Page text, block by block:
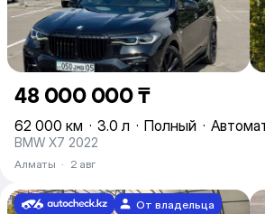
48 000 000 ₸
62 000 км · 3.0 л · Полный ·
BMW X7 2022
Алматы · 2 авг
От владельца